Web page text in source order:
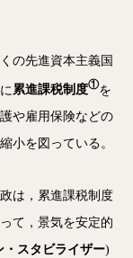
の先進資本主義国
累進課税制度①を
や雇用保険などの
小を図っている。
は，累進課税制度
て，景気を安定的
・スタビライザー)